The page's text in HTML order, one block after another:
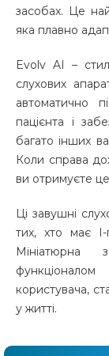
засобах. Це
яка плавно
Evolv AI –
слухових
автоматично
пацієнта і
багато інших
Коли справа
ви отримуєте
Ці завушні
тих, хто має І-
Мініатюрна
користувача,
у житті.